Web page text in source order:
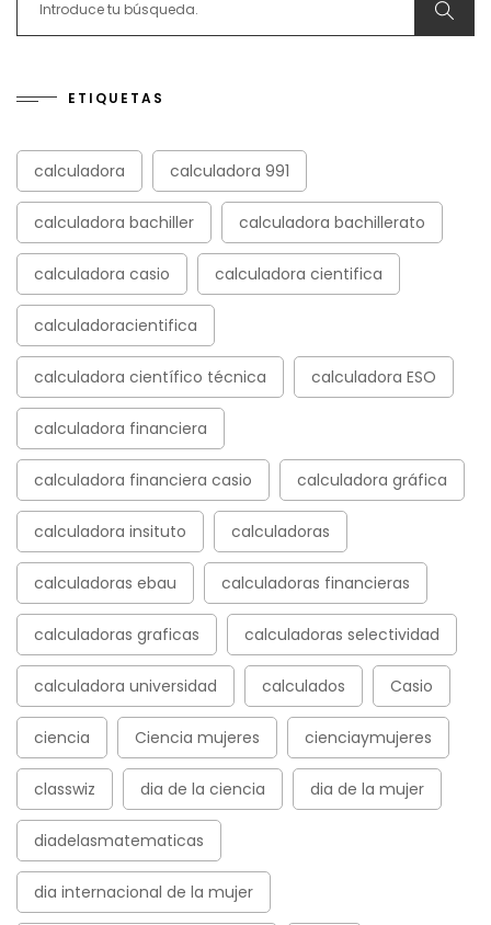
ETIQUETAS
calculadora calculadora 991
calculadora bachiller calculadora bachillerato
calculadora casio calculadora cientifica
calculadoracientifica
calculadora científico técnica calculadora ESO
calculadora financiera
calculadora financiera casio calculadora gráfica
calculadora insituto calculadoras
calculadoras ebau calculadoras financieras
calculadoras graficas calculadoras selectividad
calculadora universidad calculados Casio
ciencia Ciencia mujeres cienciaymujeres
classwiz dia de la ciencia dia de la mujer
diadelasmatematicas
dia internacional de la mujer